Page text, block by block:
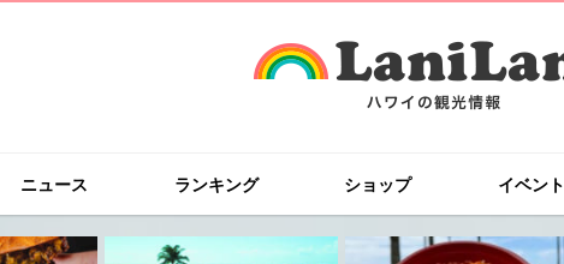
ニュース ランキング ショップ イベント